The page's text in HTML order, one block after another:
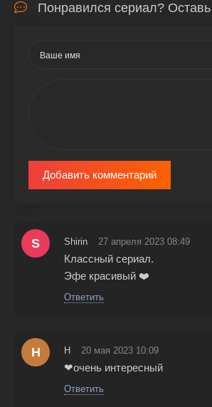
Понравился сериал?
Добавить комментарий
S Shirin 27 апреля 2023 08:49
Классный сериал.
Эфе красивый ❤️
Ответить
Н Н 20 мая 2023 10:09
❤очень интересный
Ответить